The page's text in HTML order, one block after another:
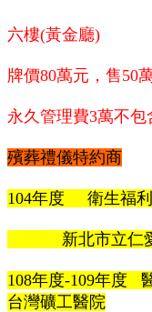
六樓(黃金廳)
牌價80萬元， 售50
永久管理費3萬不
殯葬禮儀特約商
104年度 衛生福利
新北市立仁愛
108年度-109年度
台灣礦工醫院